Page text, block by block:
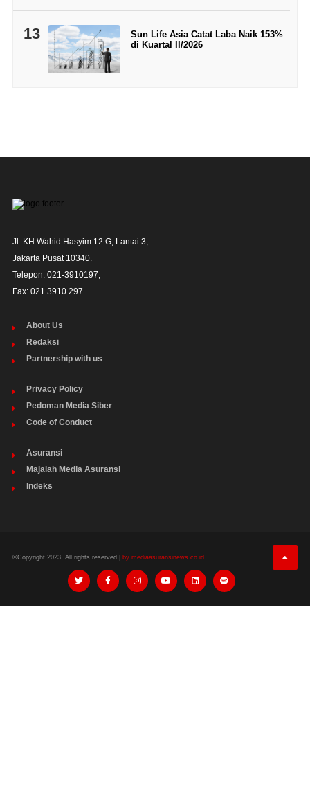
13
Sun Life Asia Catat Laba Naik 153%
di Kuartal II/2026
Jl. KH Wahid Hasyim 12 G, Lantai 3,
Jakarta Pusat 10340.
Telepon: 021-3910197,
Fax: 021 3910 297.
About Us
Redaksi
Partnership with us
Privacy Policy
Pedoman Media Siber
Code of Conduct
Asuransi
Majalah Media Asuransi
Indeks
©Copyright 2023. All rights reserved | by mediaasuransinews.co.id.